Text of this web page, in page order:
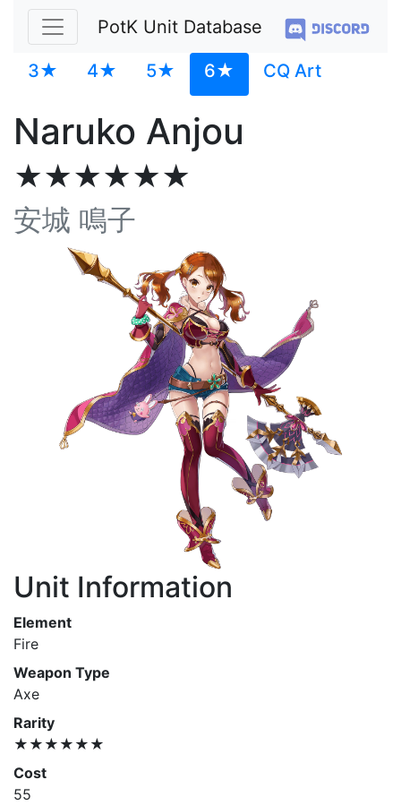
PotK Unit Database
3★ 4★ 5★ 6★ CQ Art
Naruko Anjou
★★★★★★
安城 鳴子
Unit Information
Element
Fire
Weapon Type
Axe
Rarity
★★★★★★
Cost
55